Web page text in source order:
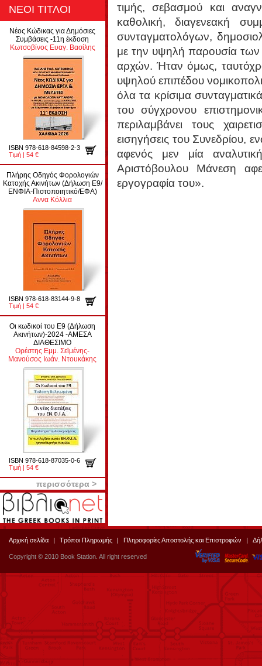
ΝΕΟΙ ΤΙΤΛΟΙ
Νέος Κώδικας για Δημόσιες
Συμβάσεις -11η έκδοση
Κωτσοβίνος Ευαγ. Βασίλης
ISBN 978-618-84598-2-3
Τιμή | 54 €
Πλήρης Οδηγός Φορολογιών
Κατοχής Ακινήτων (Δήλωση Ε9/
ΕΝΦΙΑ-Πιστοποιητικό/ΕΦΑ)
Αννα Κόλλια
ISBN 978-618-83144-9-8
Τιμή | 54 €
Οι κωδικοί του Ε9 (Δήλωση
Ακινήτων)-2024 -ΑΜΕΣΑ
ΔΙΑΘΕΣΙΜΟ
Ορέστης Εμμ. Σεϊμένης-
Μανούσος Ιωάν. Ντουκάκης
ISBN 978-618-87035-0-6
Τιμή | 54 €
περισσότερα >
τιμής, σεβασμού και
καθολική, διαγενεακή
συνταγματολόγων,
με την υψηλή παρουσία των
αρχών. Ήταν όμως,
υψηλού επιπέδου
όλα τα κρίσιμα
του σύγχρονου
περιλαμβάνει τους
εισηγήσεις του Συνεδρίου,
αφενός μεν μία
Αριστόβουλου Μάνεση
εργογραφία του».
Αρχική σελίδα | Τρόποι Πληρωμής | Πληροφορίες Αποστολής και Επιστροφών |
Copyright © 2010 Book Station. All right reserved